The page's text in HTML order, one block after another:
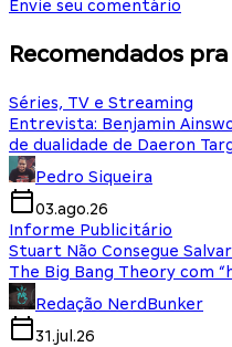
Envie seu comentário
Recomendados pra
Séries, TV e Streaming
Entrevista: Benjamin
de dualidade de Daeron
Pedro Siqueira
03.ago.26
Informe Publicitário
Stuart Não Consegue
The Big Bang Theory com
Redação NerdBunker
31.jul.26